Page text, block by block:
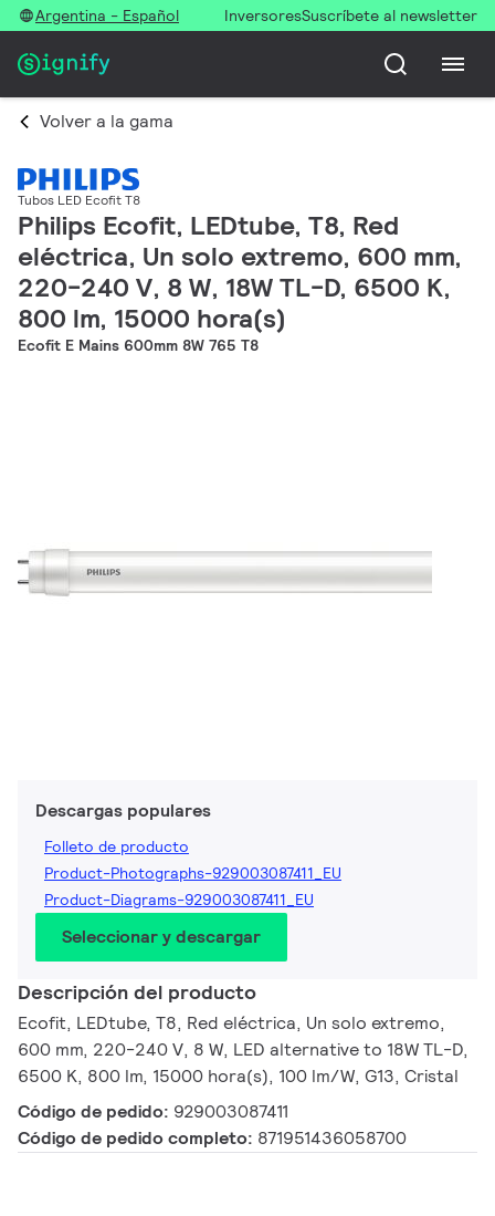
Argentina - Español InversoresSuscríbete al newsletter
Volver a la gama
Tubos LED Ecofit T8
Philips Ecofit, LEDtube, T8, Red
eléctrica, Un solo extremo, 600 mm,
220-240 V, 8 W, 18W TL-D, 6500 K,
800 lm, 15000 hora(s)
Ecofit E Mains 600mm 8W 765 T8
Descargas populares
Folleto de producto
Product-Photographs-929003087411_EU
Product-Diagrams-929003087411_EU
Seleccionar y descargar
Descripción del producto
Ecofit, LEDtube, T8, Red eléctrica, Un solo extremo,
600 mm, 220-240 V, 8 W, LED alternative to 18W TL-D,
6500 K, 800 lm, 15000 hora(s), 100 lm/W, G13, Cristal
Código de pedido: 929003087411
Código de pedido completo: 871951436058700